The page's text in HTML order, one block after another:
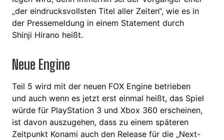
„der eindrucksvollsten Titel aller Zeiten“, wie es in
der Pressemeldung in einem Statement durch
Shinji Hirano heißt.
Neue Engine
Teil 5 wird mit der neuen FOX Engine betrieben
und auch wenn es jetzt erst einmal heißt, das Spiel
würde für PlayStation 3 und Xbox 360 erscheinen,
ist davon auszugehen, dass zu einem späteren
Zeitpunkt Konami auch den Release für die „Next-